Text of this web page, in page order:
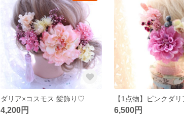
ダリア×コスモス 髪飾り♡
4,200円 6,500円